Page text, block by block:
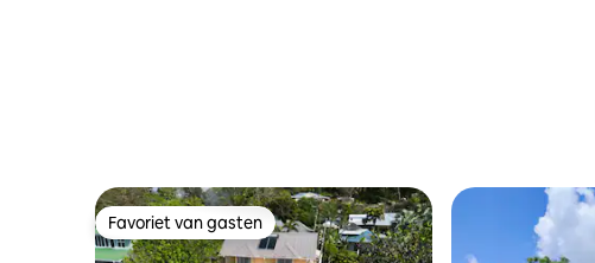
Favoriet van gasten
Favoriet van gasten